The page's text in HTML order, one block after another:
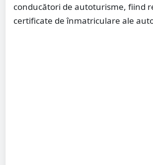
conducători de autoturisme, fiind
certificate de înmatriculare ale